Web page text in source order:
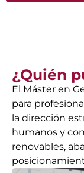
¿Quién
El Máster en
para
la dirección
humanos y
renovables,